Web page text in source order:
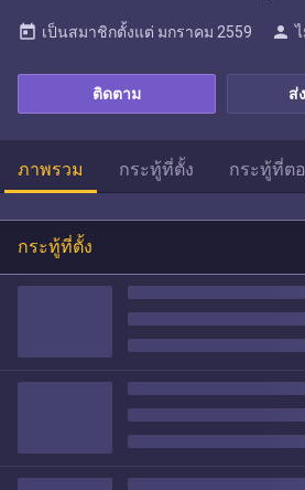
ส่
ติดตาม
today เป็นสมาชิกตั้งแต่ มกราคม 2559 person
ภาพรวม กระทู้ที่ตั้ง กระทู้ที่ต
กระทู้ที่ตั้ง